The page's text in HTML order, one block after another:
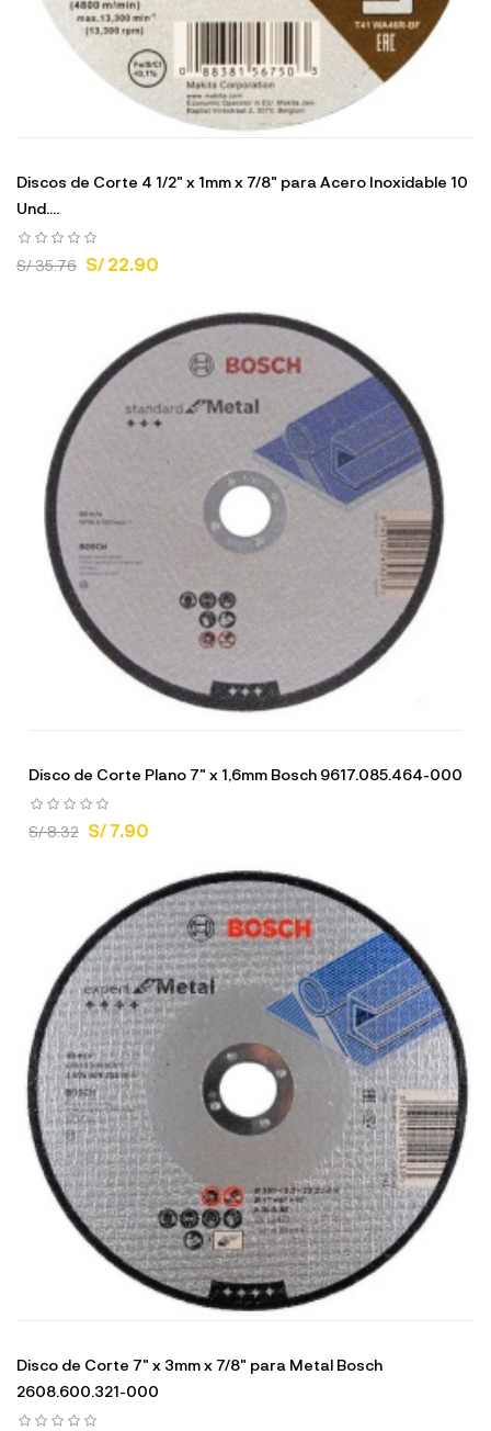
Discos de Corte 4 1/2" x 1mm x 7/8" para Acero Inoxidable 10
Und....
S/ 35.76 S/ 22.90
Disco de Corte Plano 7" x 1,6mm Bosch 9617.085.464-000
S/ 8.32 S/ 7.90
Disco de Corte 7" x 3mm x 7/8" para Metal Bosch
2608.600.321-000